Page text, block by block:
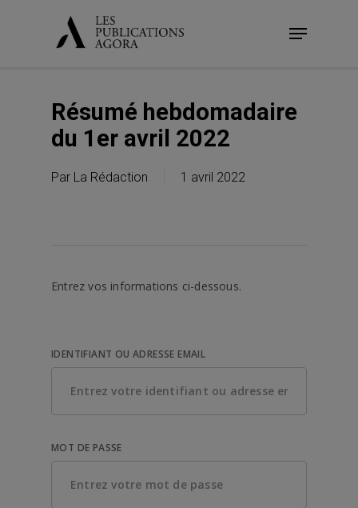
Menu
Résumé hebdomadaire
du 1er avril 2022
Par La Rédaction 1 avril 2022
Entrez vos informations ci-dessous.
IDENTIFIANT OU ADRESSE EMAIL
MOT DE PASSE